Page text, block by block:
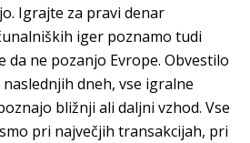
Igrajte za pravi denar
iger poznamo tudi
da ne pozanjo Evrope. Obvestilo
dneh, vse igralne
bližnji ali daljni vzhod. Vse
pri največjih transakcijah, pri